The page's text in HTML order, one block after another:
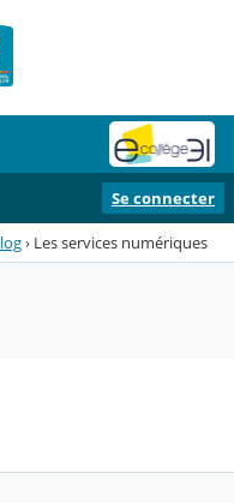
Se connecter
› Les services numériques